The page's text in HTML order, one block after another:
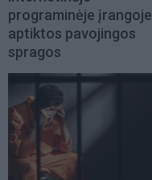
programinėje įrangoje
aptiktos pavojingos
spragos